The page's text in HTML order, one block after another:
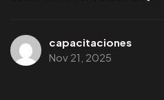
capacitaciones
Nov 21, 2025